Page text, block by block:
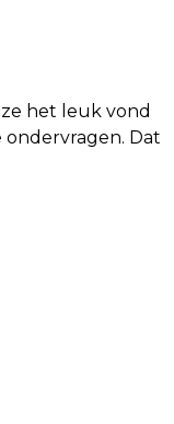
het leuk vond
Dat